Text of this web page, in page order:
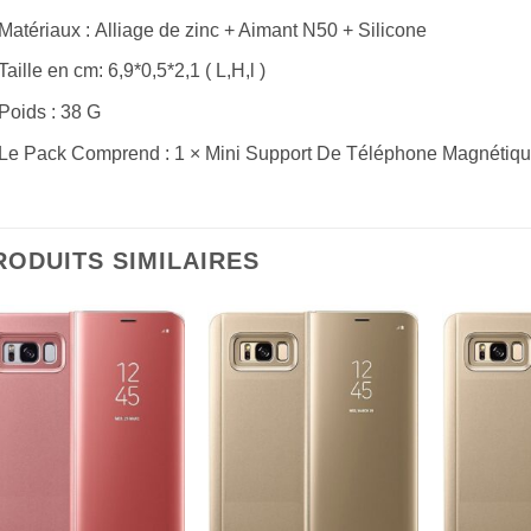
: Alliage de zinc + Aimant N50 + Silicone
en cm: 6,9*0,5*2,1 ( L,H,l )
: 38 G
Pack Comprend : 1 × Mini Support De Téléphone
SIMILAIRES